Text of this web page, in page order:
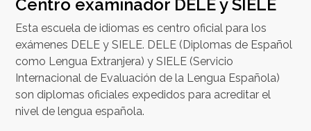
Centro examinador DELE y SIELE
Esta escuela de idiomas es centro oficial para los
exámenes DELE y SIELE. DELE (Diplomas de Español
como Lengua Extranjera) y SIELE (Servicio
Internacional de Evaluación de la Lengua Española)
son diplomas oficiales expedidos para acreditar el
nivel de lengua española.